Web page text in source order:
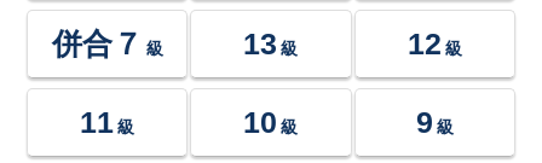
併合７ 級 13 級 12 級
11 級 10 級 9 級